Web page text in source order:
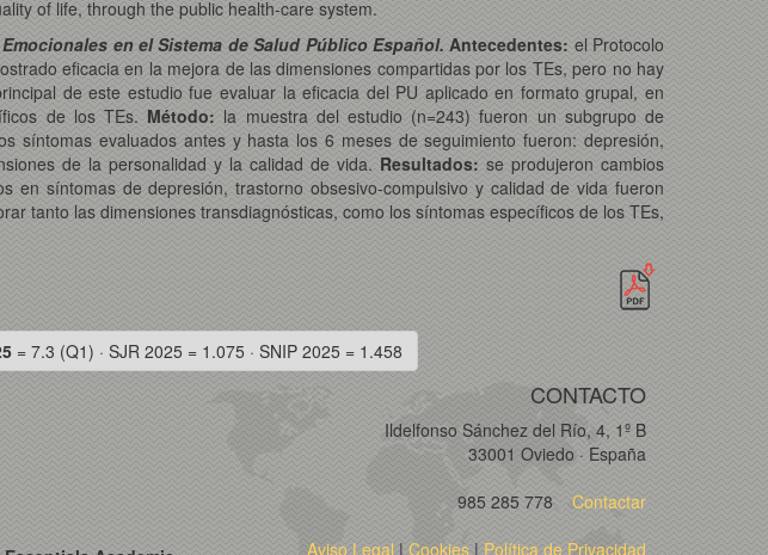
of life, through the public health-care system.
en el Sistema de Salud Público Español. Antecedentes: el Protocolo
eficacia en la mejora de las dimensiones compartidas por los TEs, pero no hay
de este estudio fue evaluar la eficacia del PU aplicado en formato grupal, en
de los TEs.Método:la muestra del estudio (n=243) fueron un subgrupo de
síntomas evaluados antes y hasta los 6 meses de seguimiento fueron: depresión,
de la personalidad y la calidad de vida. Resultados: se produjeron cambios
síntomas de depresión, trastorno obsesivo-compulsivo y calidad de vida fueron
tanto las dimensiones transdiagnósticas, como los síntomas específicos de los TEs,
= 7.3 (Q1) · SJR 2025 = 1.075 · SNIP 2025 = 1.458
CONTACTO
Ildelfonso Sánchez del Río, 4, 1º B
33001 Oviedo · España
985 285 778 Contactar
Aviso Legal | Cookies | Política de Privacidad